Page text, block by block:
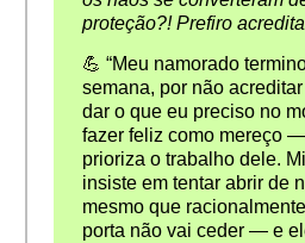
proteção?! Prefiro
💪 “Meu namorado
semana, por não
dar o que eu preciso no
fazer feliz como mereço
prioriza o trabalho dele.
insiste em tentar abrir de
mesmo que
porta não vai ceder — e